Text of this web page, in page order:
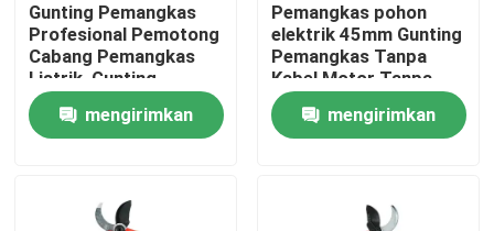
Rumah
Gunting Pemangkas
Profesional Pemotong
Cabang Pemangkas
Listrik, Gunting
Pemangkas Tanpa
Kabel 25V Tanpa Sikat
mengirimkan
Pemangkas pohon
elektrik 45mm Gunting
Pemangkas Tanpa
Kabel Motor Tanpa
Sikat untuk
Penggunaan di Kebun
mengirimkan